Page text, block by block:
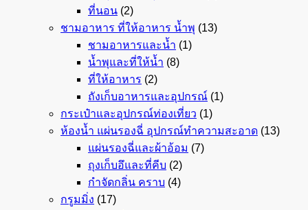
ที่นอน (2)
ชามอาหาร ที่ให้อาหาร น้ำพุ (13)
ชามอาหารและน้ำ (1)
น้ำพุและที่ให้น้ำ (8)
ที่ให้อาหาร (2)
ถังเก็บอาหารและอุปกรณ์ (1)
กระเป๋าและอุปกรณ์ท่องเที่ยว (1)
ห้องน้ำ แผ่นรองฉี่ อุปกรณ์ทำความสะอาด (13)
แผ่นรองฉี่และผ้าอ้อม (7)
ถุงเก็บอึและที่คีบ (2)
กำจัดกลิ่น คราบ (4)
กรูมมิ่ง (17)